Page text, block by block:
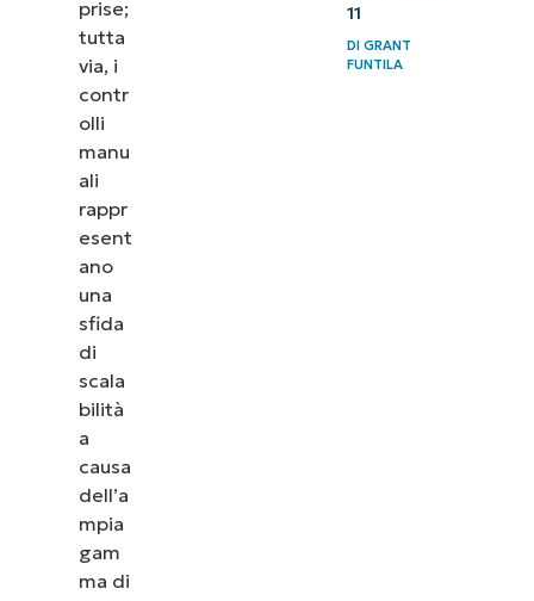
prise;
tutta
via, i
contr
olli
manu
ali
rappr
esent
ano
una
sfida
di
scala
bilità
a
causa
dell’a
mpia
gam
ma di
11
DIGRANT
FUNTILA